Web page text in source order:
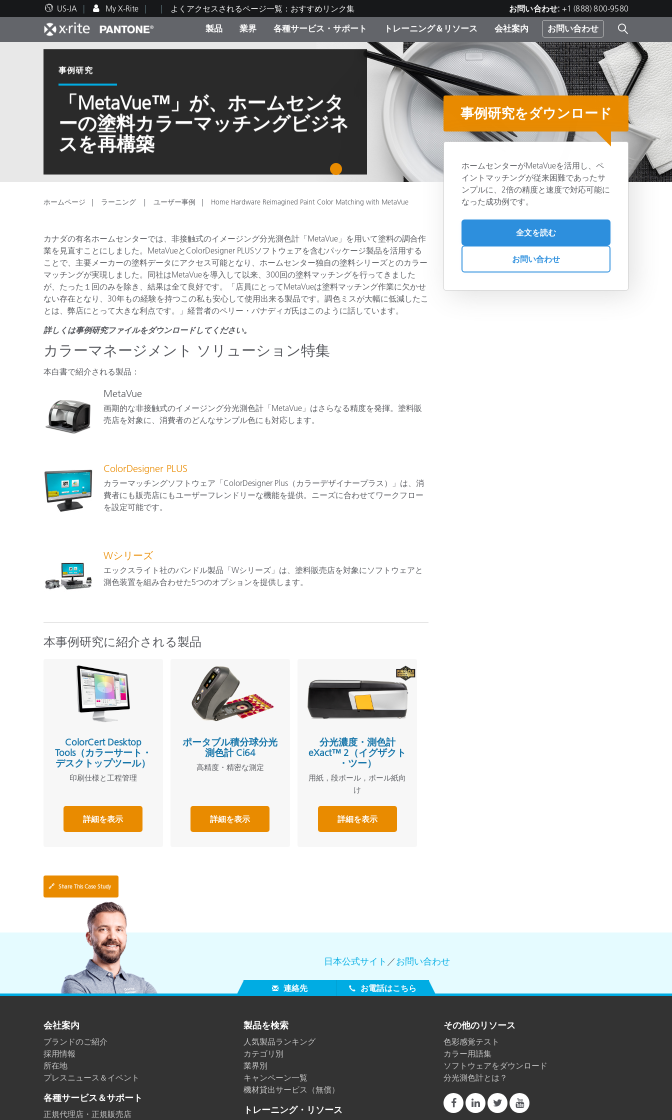
US-JA My X-Rite よくアクセスされるページ一覧：おすすめリンク集 お問い合わせ: +1 (888) 800-9580
製品
生産終了製品：アップグレー
ド製品を検索
キャンペーン
機材貸出サービス（無料）
業界
自動車
ディスプレイメーカー＆プリ
ンターメーカー対象 OEM ソ
リューション
消費者向け製品パッケージ
ライフサイエンス
製紙業
建築基材
耐久消費財
各種サービス・サポート
弊社へのお問い合わせ
トレーニング＆リソース
X-Riteラーニングセンター
製品リスト（旧製品も含む）
その他のリソース
会社案内 お問い合わせ
事例研究
「MetaVue™」が、ホームセンタ
ーの塗料カラーマッチングビジネ
スを再構築
1
ホームページ ラーニング ユーザー事例 Home Hardware Reimagined Paint Color Matching with MetaVue 共有
カナダの有名ホームセンターでは、非接触式のイメージング分光測色計「MetaVue」を用いて塗料の調合作
業を見直すことにしました。MetaVueとColorDesigner PLUSソフトウェアを含むパッケージ製品を活用する
ことで、主要メーカーの塗料データにアクセス可能となり、ホームセンター独自の塗料シリーズとのカラー
マッチングが実現しました。同社はMetaVueを導入して以来、300回の塗料マッチングを行ってきました
が、たった１回のみを除き、結果は全て良好です。「店員にとってMetaVueは塗料マッチング作業に欠かせ
ない存在となり、30年もの経験を持つこの私も安心して使用出来る製品です。調色ミスが大幅に低減したこ
とは、弊店にとって大きな利点です。」経営者のペリー・バナディガ氏はこのように話しています。
詳しくは事例研究ファイルをダウンロードしてください。
カラーマネージメント ソリューション特集
本白書で紹介される製品：
MetaVue
画期的な非接触式のイメージング分光測色計「MetaVue」はさらなる精度を発揮。塗料販
売店を対象に、消費者のどんなサンプル色にも対応します。
ColorDesigner PLUS
カラーマッチングソフトウェア「ColorDesigner Plus（カラーデザイナープラス）」は、消
費者にも販売店にもユーザーフレンドリーな機能を提供。ニーズに合わせてワークフロー
を設定可能です。
Wシリーズ
エックスライト社のバンドル製品「Wシリーズ」は、塗料販売店を対象にソフトウェアと
測色装置を組み合わせた5つのオプションを提供します。
本事例研究に紹介される製品
ColorCert Desktop
Tools（カラーサート・
デスクトップツール）
印刷仕様と工程管理
詳細を表示
ポータブル積分球分光
測色計 Ci64
高精度・精密な測定
詳細を表示
分光濃度・測色計
eXact™ 2（イグザクト
・ツー）
用紙，段ボール，ボール紙向
け
詳細を表示
事例研究をダウンロード
ホームセンターがMetaVueを活用し、ペ
イントマッチングが従来困難であったサ
ンプルに、2倍の精度と速度で対応可能に
なった成功例です。
全文を読む
お問い合わせ
🔗 Share This Case Study
日本公式サイト ／お問い合わせ
連絡先 お電話はこちら
会社案内
ブランドのご紹介
採用情報
所在地
プレスニュース＆イベント
各種サービス＆サポート
正規代理店・正規販売店
製品を検索
人気製品ランキング
カテゴリ別
業界別
キャンペーン一覧
機材貸出サービス（無償）
トレーニング・リソース
その他のリソース
色彩感覚テスト
カラー用語集
ソフトウェアをダウンロード
分光測色計とは？